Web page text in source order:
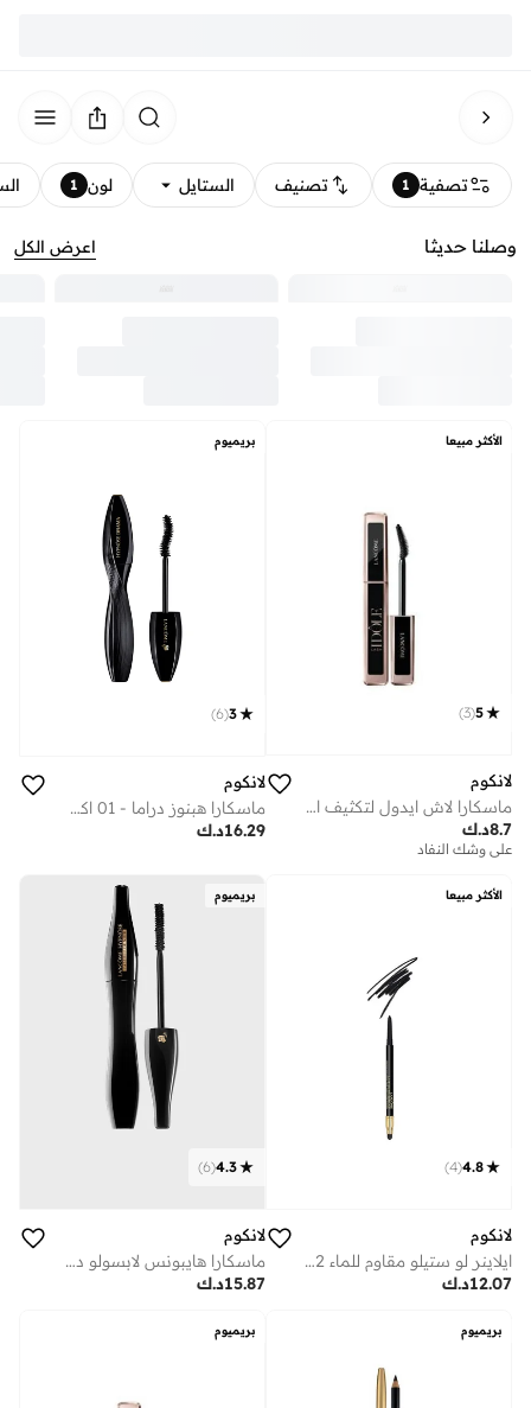
تصفية 1 تصنيف الستايل لون 1
وصلنا حديثا اعرض الكل
الأكثر مبيعا
5
(
3
)
لانكوم
ماسكارا لاش ايدول لتكثيف الرموش بحجم صغير - أسود
د.ك8.7
على وشك النفاد
بريميوم
3
(
6
)
لانكوم
ماسكارا هبنوز دراما - 01 اكسيسيف بلاك
د.ك16.29
الأكثر مبيعا
4.8
(
4
)
لانكوم
ايلاينر لو ستيلو مقاوم للماء 02 نوار انتينس
د.ك12.07
بريميوم
4.3
(
6
)
لانكوم
ماسكارا هايبونس لابسولو دي نوير -011 أسود اكسترا
د.ك15.87
بريميوم بريميوم